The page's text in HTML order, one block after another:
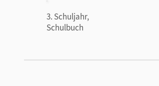
3. Schuljahr,
Schulbuch